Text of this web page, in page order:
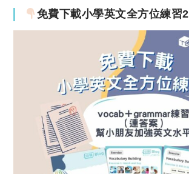
免費下載小學英文全方位練習2